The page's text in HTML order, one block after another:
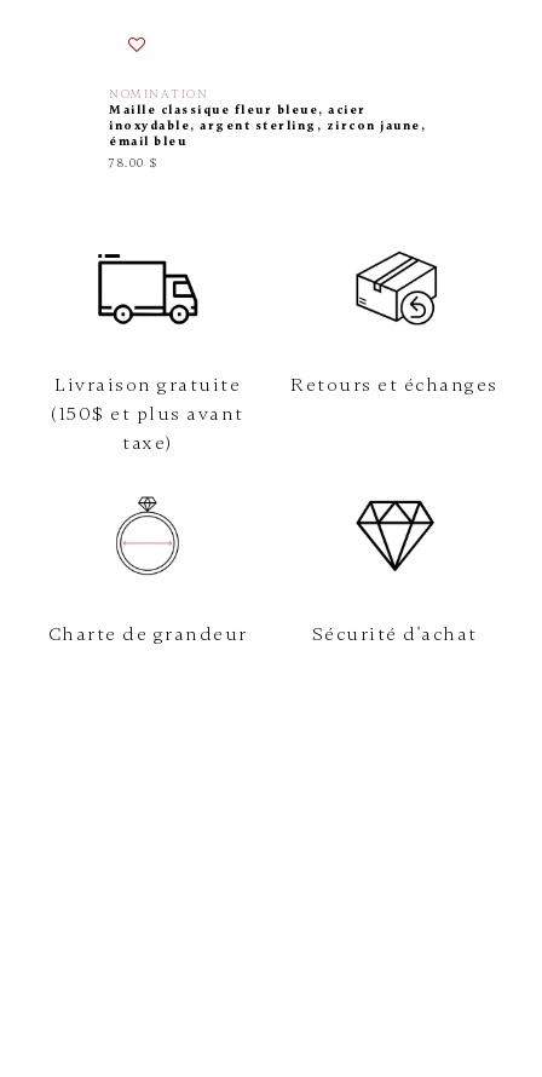
NOMINATION
Maille classique fleur bleue, acier
inoxydable, argent sterling, zircon jaune,
émail bleu
78.00 $
Livraison gratuite
(150$ et plus avant
taxe)
Retours et échanges
Charte de grandeur Sécurité d'achat